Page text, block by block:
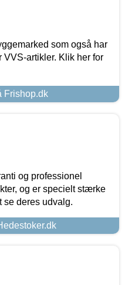
som også har
VVS-artikler. Klik her for
Frishop.dk
og professionel
og er specielt stærke
se deres udvalg.